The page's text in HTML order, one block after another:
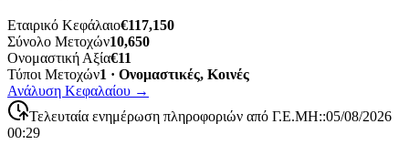
Εταιρικό Κεφάλαιο€117,150
Σύνολο Μετοχών10,650
Ονομαστική Αξία€11
Τύποι Μετοχών1 · Ονομαστικές, Κοινές
Ανάλυση Κεφαλαίου →
Τελευταία ενημέρωση πληροφοριών από Γ.Ε.ΜΗ::05/08/2026
00:29